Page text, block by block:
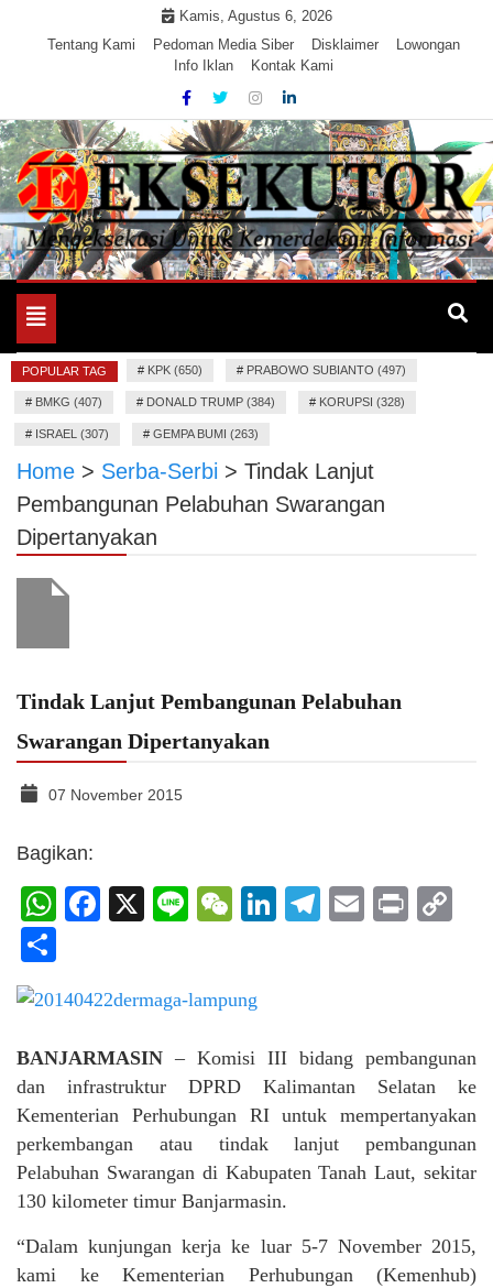
Kamis, Agustus 6, 2026
Tentang Kami
Pedoman Media Siber Disklaimer
Lowongan
Info Iklan
Kontak Kami
EKSEKUTOR
Mengeksekusi Berita Untuk Kemerdekaan dan Keadilan
Toggle
navigation
POPULAR TAG # KPK (650) # PRABOWO SUBIANTO (497)
# BMKG (407) # DONALD TRUMP (384) # KORUPSI (328)
# ISRAEL (307) # GEMPA BUMI (263)
Home > Serba-Serbi > Tindak Lanjut
Pembangunan Pelabuhan Swarangan
Dipertanyakan
Tindak Lanjut Pembangunan Pelabuhan
Swarangan Dipertanyakan
07 November 2015
Bagikan:
WhatsApp
Facebook
X LineWeChat
LinkedIn
Telegram
Email
Print
BANJARMASIN – Komisi III bidang pembangunan
dan infrastruktur DPRD Kalimantan Selatan ke
Kementerian Perhubungan RI untuk mempertanyakan
perkembangan atau tindak lanjut pembangunan
Pelabuhan Swarangan di Kabupaten Tanah Laut, sekitar
130 kilometer timur Banjarmasin.
“Dalam kunjungan kerja ke luar 5-7 November 2015,
kami ke Kementerian Perhubungan (Kemenhub)